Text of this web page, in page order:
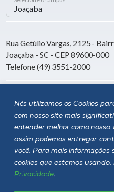
Nós utilizamos os Cookies
com nosso site mais
entender melhor como nosso
assim podemos entregar
você. Para mais informações
cookies que estamos usando,
Privacidade.
Rua Getúlio Vargas, 2125 -
Joaçaba - SC - CEP 89600-000
Telefone (49) 3551-2000
Siga a Unoesc